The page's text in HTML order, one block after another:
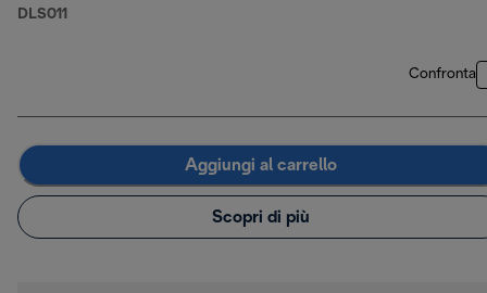
DLS011
Confronta
Aggiungi al carrello
Scopri di più